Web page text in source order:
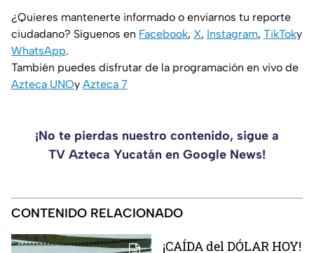
¿Quieres mantenerte informado o enviarnos tu reporte
ciudadano? Síguenos en Facebook, X, Instagram, TikToky
WhatsApp.
También puedes disfrutar de la programación en vivo de
Azteca UNOy Azteca 7
¡No te pierdas nuestro contenido, sigue a
TV Azteca Yucatán en Google News!
CONTENIDO RELACIONADO
¡CAÍDA del DÓLAR HOY!